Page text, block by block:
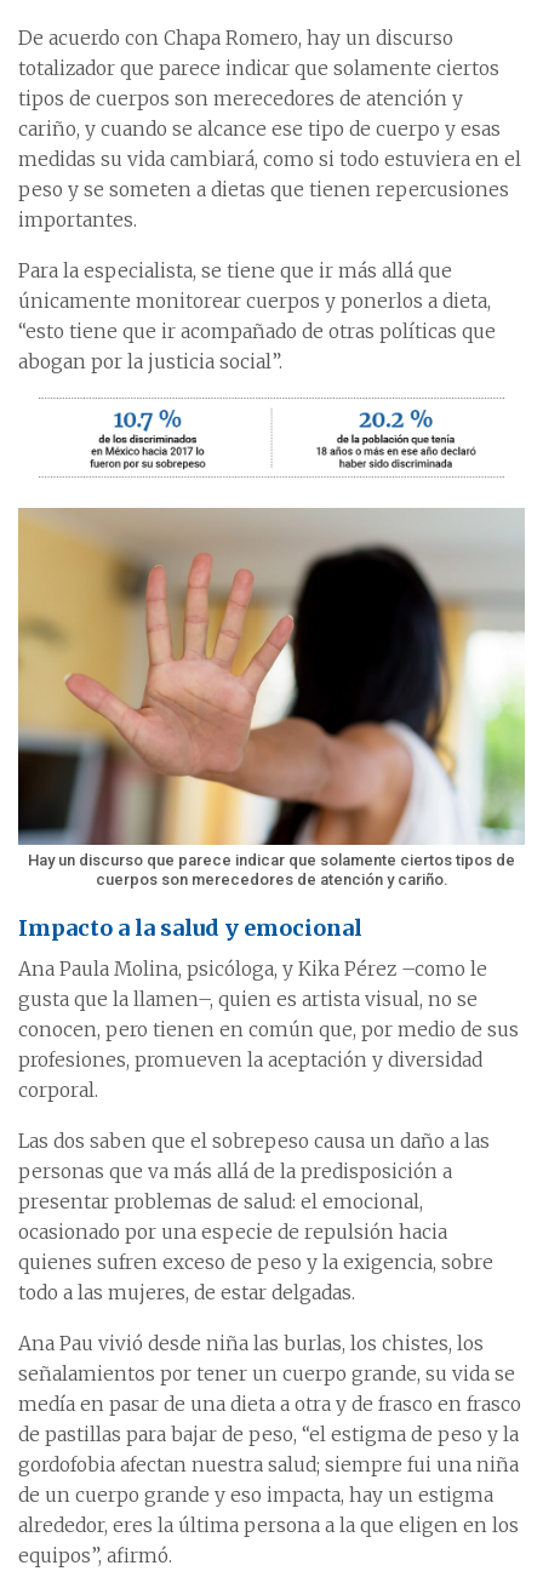
De acuerdo con Chapa Romero, hay un discurso
totalizador que parece indicar que solamente ciertos
tipos de cuerpos son merecedores de atención y
cariño, y cuando se alcance ese tipo de cuerpo y esas
medidas su vida cambiará, como si todo estuviera en el
peso y se someten a dietas que tienen repercusiones
importantes.
Para la especialista, se tiene que ir más allá que
únicamente monitorear cuerpos y ponerlos a dieta,
“esto tiene que ir acompañado de otras políticas que
abogan por la justicia social”.
Hay un discurso que parece indicar que solamente ciertos tipos de
cuerpos son merecedores de atención y cariño.
Impacto a la salud y emocional
Ana Paula Molina, psicóloga, y Kika Pérez –como le
gusta que la llamen–, quien es artista visual, no se
conocen, pero tienen en común que, por medio de sus
profesiones, promueven la aceptación y diversidad
corporal.
Las dos saben que el sobrepeso causa un daño a las
personas que va más allá de la predisposición a
presentar problemas de salud: el emocional,
ocasionado por una especie de repulsión hacia
quienes sufren exceso de peso y la exigencia, sobre
todo a las mujeres, de estar delgadas.
Ana Pau vivió desde niña las burlas, los chistes, los
señalamientos por tener un cuerpo grande, su vida se
medía en pasar de una dieta a otra y de frasco en frasco
de pastillas para bajar de peso, “el estigma de peso y la
gordofobia afectan nuestra salud; siempre fui una niña
de un cuerpo grande y eso impacta, hay un estigma
alrededor, eres la última persona a la que eligen en los
equipos”, afirmó.